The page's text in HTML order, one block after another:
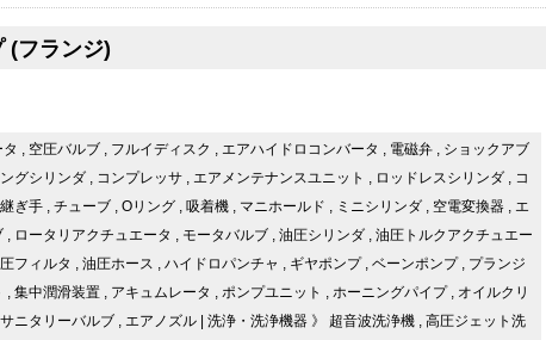
(フランジ)
, 空圧バルブ , フルイディスク , エアハイドロコンバータ , 電磁弁 , ショックアブ
グシリンダ , コンプレッサ , エアメンテナンスユニット , ロッドレスシリンダ , コ
継ぎ手 , チューブ , Oリング , 吸着機 , マニホールド , ミニシリンダ , 空電変換器 , エ
, ロータリアクチュエータ , モータバルブ , 油圧シリンダ , 油圧トルクアクチュエー
フィルタ , 油圧ホース , ハイドロパンチャ , ギヤポンプ, ベーンポンプ, プランジ
, 集中潤滑装置 , アキュムレータ , ポンプユニット , ホーニングパイプ, オイルクリ
サニタリーバルブ , エアノズル 洗浄・洗浄機器 》 超音波洗浄機 , 高圧ジェット洗